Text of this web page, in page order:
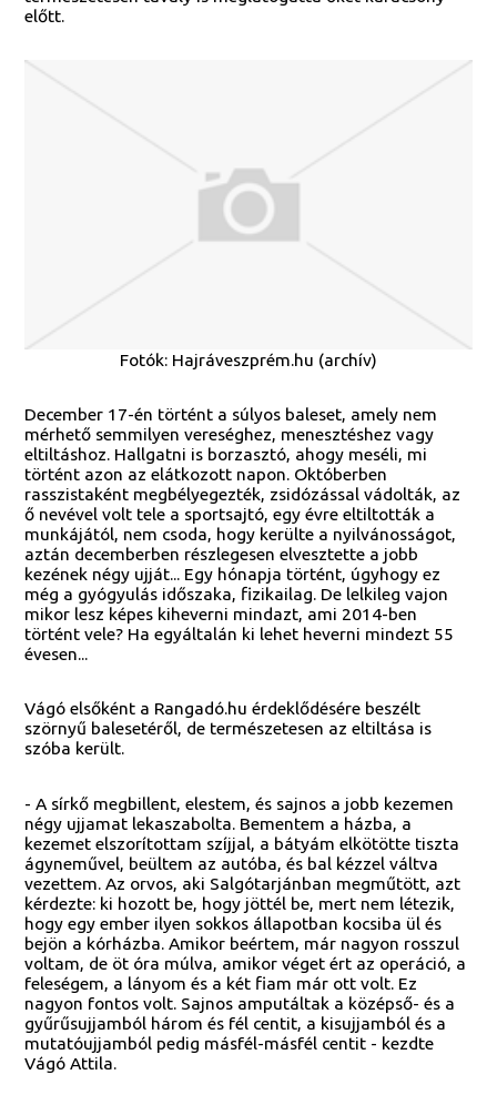
előtt.
Fotók: Hajráveszprém.hu (archív)
December 17-én történt a súlyos baleset, amely nem
mérhető semmilyen vereséghez, menesztéshez vagy
eltiltáshoz. Hallgatni is borzasztó, ahogy meséli, mi
történt azon az elátkozott napon. Októberben
rasszistaként megbélyegezték, zsidózással vádolták, az
ő nevével volt tele a sportsajtó, egy évre eltiltották a
munkájától, nem csoda, hogy kerülte a nyilvánosságot,
aztán decemberben részlegesen elvesztette a jobb
kezének négy ujját... Egy hónapja történt, úgyhogy ez
még a gyógyulás időszaka, fizikailag. De lelkileg vajon
mikor lesz képes kiheverni mindazt, ami 2014-ben
történt vele? Ha egyáltalán ki lehet heverni mindezt 55
évesen...
Vágó elsőként a Rangadó.hu érdeklődésére beszélt
szörnyű balesetéről, de természetesen az eltiltása is
szóba került.
- A sírkő megbillent, elestem, és sajnos a jobb kezemen
négy ujjamat lekaszabolta. Bementem a házba, a
kezemet elszorítottam szíjjal, a bátyám elkötötte tiszta
ágyneművel, beültem az autóba, és bal kézzel váltva
vezettem. Az orvos, aki Salgótarjánban megműtött, azt
kérdezte: ki hozott be, hogy jöttél be, mert nem létezik,
hogy egy ember ilyen sokkos állapotban kocsiba ül és
bejön a kórházba. Amikor beértem, már nagyon rosszul
voltam, de öt óra múlva, amikor véget ért az operáció, a
feleségem, a lányom és a két fiam már ott volt. Ez
nagyon fontos volt. Sajnos amputáltak a középső- és a
gyűrűsujjamból három és fél centit, a kisujjamból és a
mutatóujjamból pedig másfél-másfél centit - kezdte
Vágó Attila.